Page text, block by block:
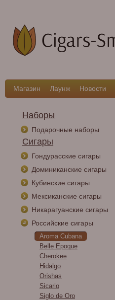
Магазин Лаунж Новости
Наборы
Подарочные наборы
Сигары
Гондурасские сигары
Доминиканские сигары
Кубинские сигары
Мексиканские сигары
Никарагуанские сигары
Российские сигары
Aroma Cubana
Belle Epoque
Cherokee
Hidalgo
Orishas
Sicario
Siglo de Oro